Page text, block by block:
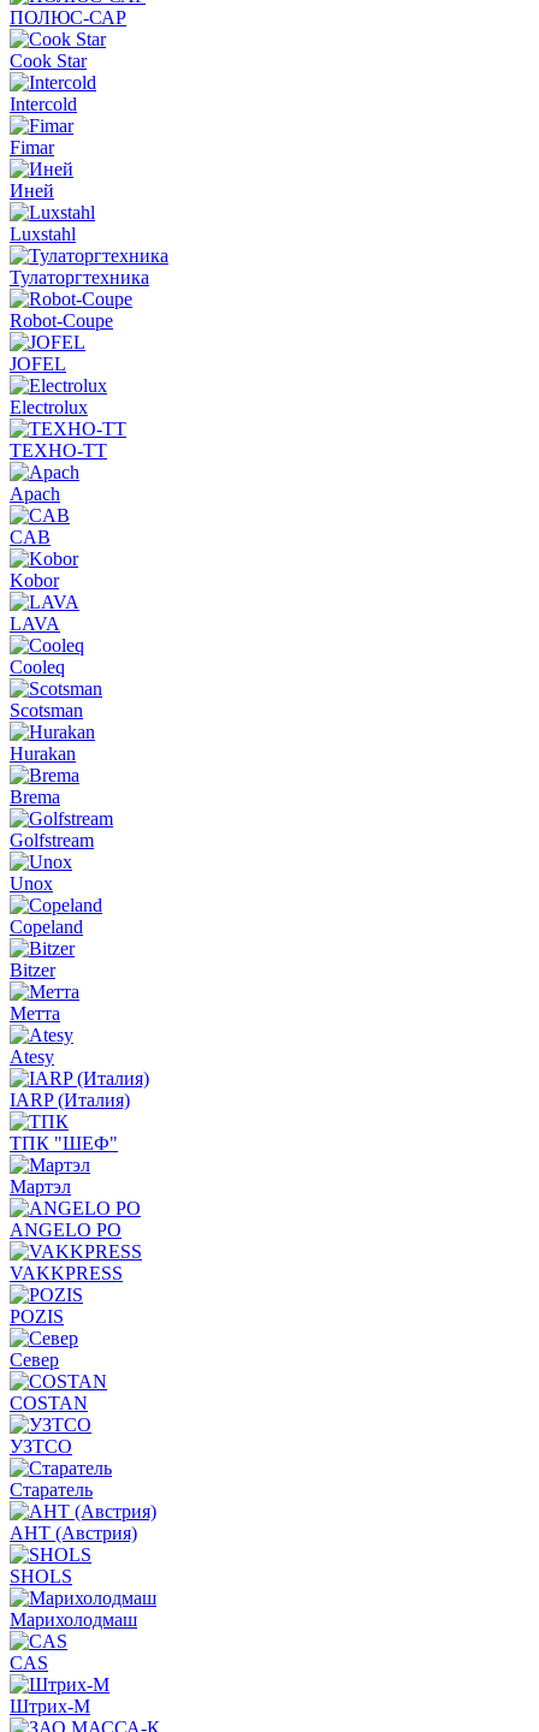
ПОЛЮС-САР
Cook Star
Intercold
Fimar
Иней
Luxstahl
Тулаторгтехника
Robot-Coupe
JOFEL
Electrolux
ТЕХНО-ТТ
Apach
CAB
Kobor
LAVA
Cooleq
Scotsman
Hurakan
Brema
Golfstream
Unox
Copeland
Bitzer
Метта
Atesy
IARP (Италия)
ТПК "ШЕФ"
Мартэл
ANGELO PO
VAKKPRESS
POZIS
Север
COSTAN
УЗТСО
Старатель
АНТ (Австрия)
SHOLS
Марихолодмаш
CAS
Штрих-М